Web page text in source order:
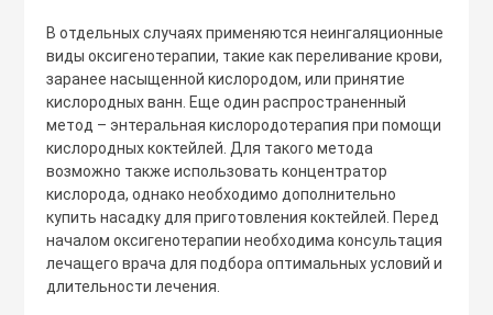
В отдельных случаях применяются неингаляционные
виды оксигенотерапии, такие как переливание крови,
заранее насыщенной кислородом, или принятие
кислородных ванн. Еще один распространенный
метод – энтеральная кислородотерапия при помощи
кислородных коктейлей. Для такого метода
возможно также использовать концентратор
кислорода, однако необходимо дополнительно
купить насадку для приготовления коктейлей. Перед
началом оксигенотерапии необходима консультация
лечащего врача для подбора оптимальных условий и
длительности лечения.